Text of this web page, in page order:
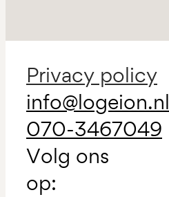
Privacy policy
info@logeion.nl
070-3467049
Volg ons
op: